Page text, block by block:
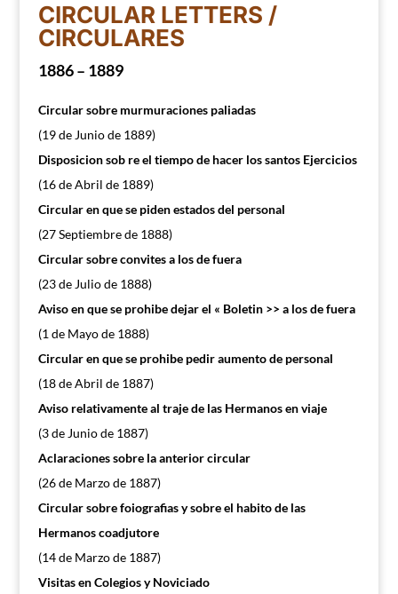
CIRCULAR LETTERS /
CIRCULARES
1886 – 1889
Circular sobre murmuraciones paliadas
(19 de Junio de 1889)
Disposicion sob re el tiempo de hacer los santos Ejercicios
(16 de Abril de 1889)
Circular en que se piden estados del personal
(27 Septiembre de 1888)
Circular sobre convites a los de fuera
(23 de Julio de 1888)
Aviso en que se prohibe dejar el « Boletin >> a los de fuera
(1 de Mayo de 1888)
Circular en que se prohibe pedir aumento de personal
(18 de Abril de 1887)
Aviso relativamente al traje de las Hermanos en viaje
(3 de Junio de 1887)
Aclaraciones sobre la anterior circular
(26 de Marzo de 1887)
Circular sobre foiografias y sobre el habito de las
Hermanos coadjutore
(14 de Marzo de 1887)
Visitas en Colegios y Noviciado